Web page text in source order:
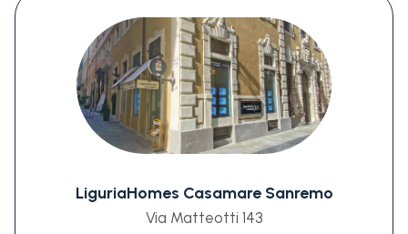
LiguriaHomes Casamare Sanremo
Via Matteotti 143